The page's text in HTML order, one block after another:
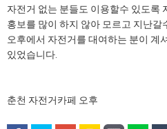
자전거 없는 분들도 이용할수 있도록
홍보를 많이 하지 않아 모르고 지난갈
오후에서 자전거를 대여하는 분이 계
있었습니다.
춘천 자전거카페 오후